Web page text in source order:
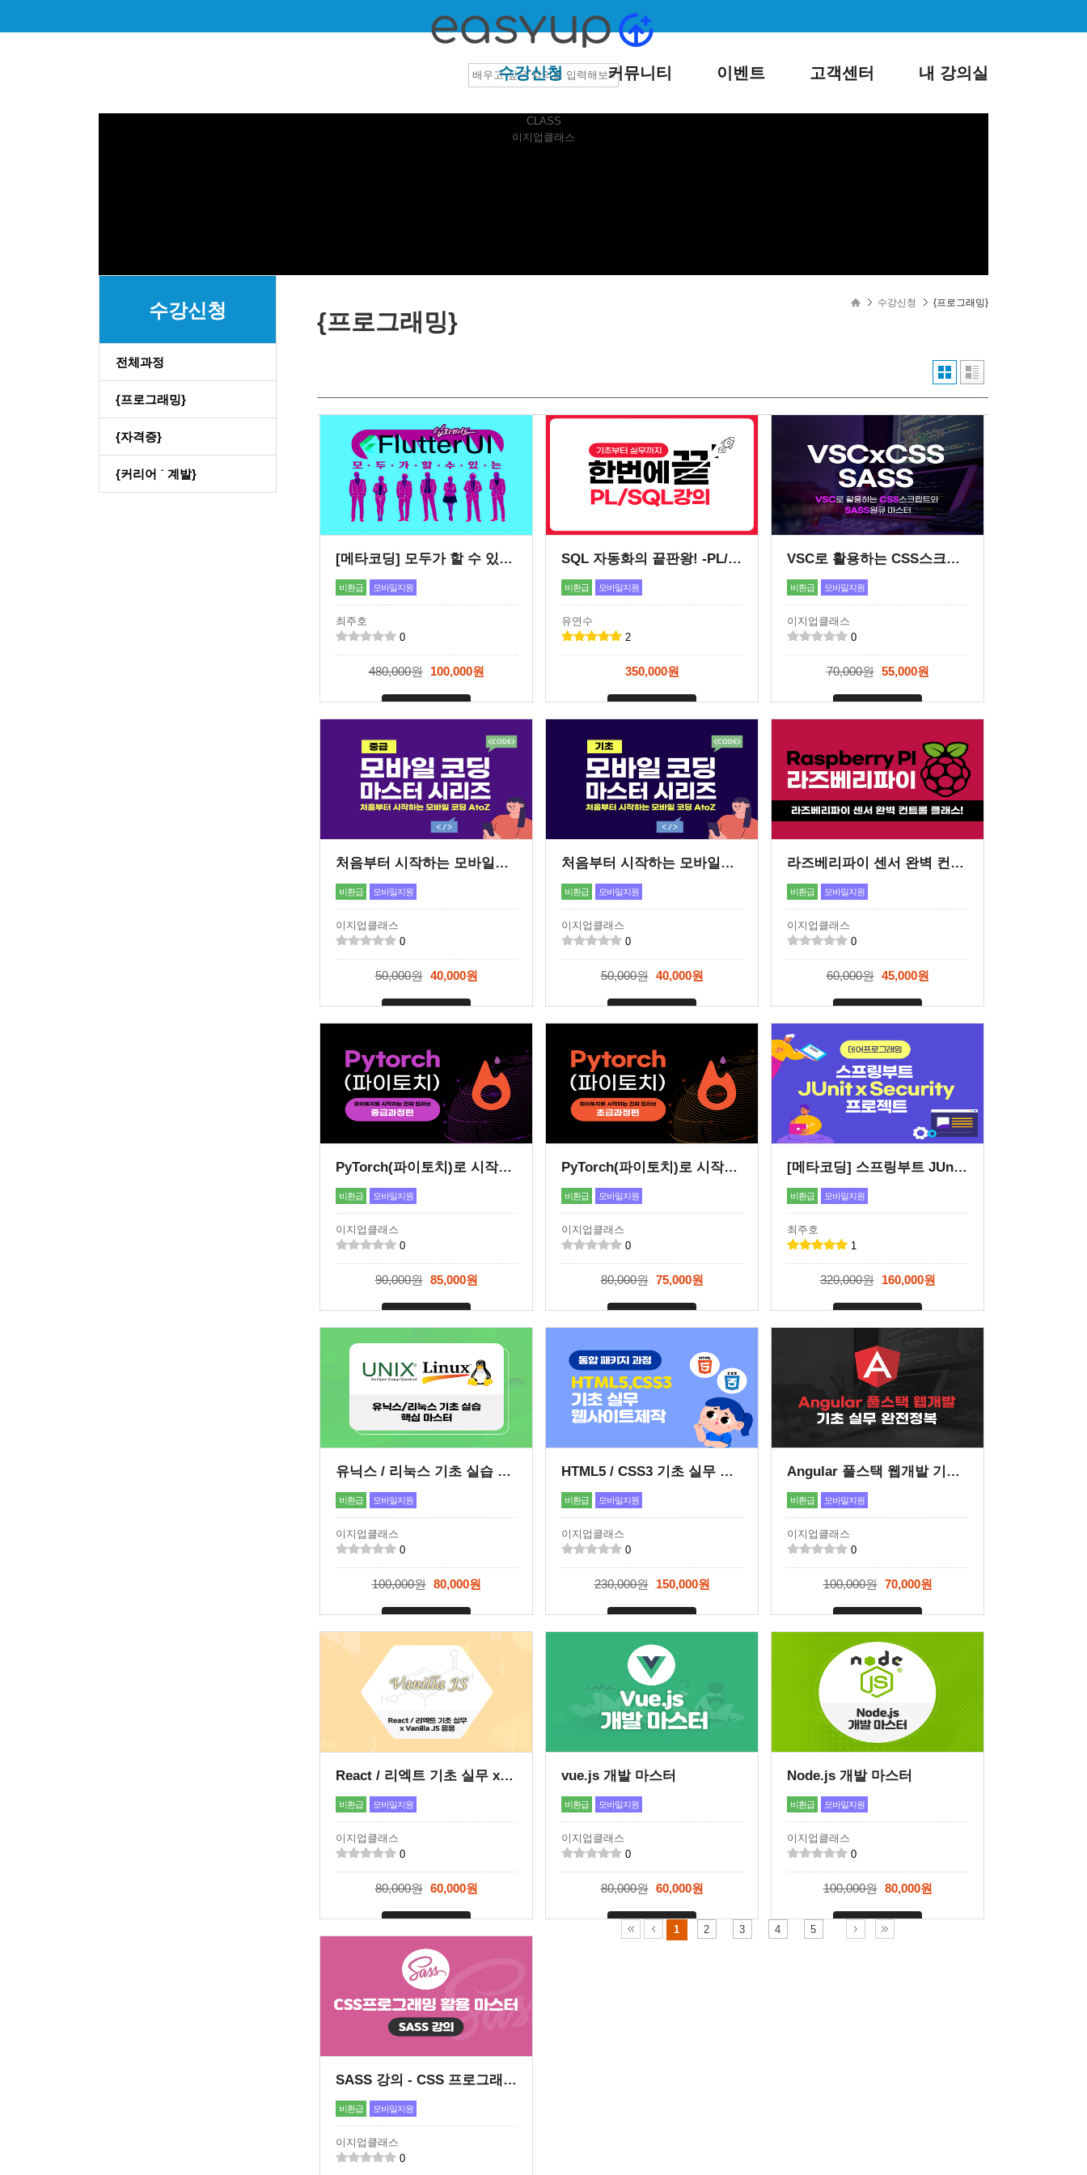
수강신청 커뮤니티 이벤트 고객센터 내 강의실
CLASS
이지업클래스
수강신청
전체과정
{프로그래밍}
{자격증}
{커리어 ˙ 계발}
수강신청 {프로그래밍}
{프로그래밍}
[메타코딩] 모두가 할 수 있는! 플러터UI 입문
비환급 모바일지원
최주호
0
480,000원 100,000원
신청마감
SQL 자동화의 끝판왕! -PL/SQL MASTERS CLASS-
비환급 모바일지원
유연수
2
350,000원
신청마감
VSC로 활용하는 CSS스크립트와 SASS 원큐 마스터
비환급 모바일지원
이지업클래스
0
70,000원 55,000원
신청마감
처음부터 시작하는 모바일코딩 A to Z '중급편
비환급 모바일지원
이지업클래스
0
50,000원 40,000원
신청마감
처음부터 시작하는 모바일코딩 A to Z '기초편'
비환급 모바일지원
이지업클래스
0
50,000원 40,000원
신청마감
라즈베리파이 센서 완벽 컨트롤 클래스!
비환급 모바일지원
이지업클래스
0
60,000원 45,000원
신청마감
PyTorch(파이토치)로 시작하는 진짜 딥러닝 -중급과정편-
비환급 모바일지원
이지업클래스
0
90,000원 85,000원
신청마감
PyTorch(파이토치)로 시작하는 진짜 딥러닝 -초급과정편-
비환급 모바일지원
이지업클래스
0
80,000원 75,000원
신청마감
[메타코딩] 스프링부트 JUnit x Security 프로젝트
비환급 모바일지원
최주호
1
320,000원 160,000원
신청마감
유닉스 / 리눅스 기초 실습 핵심 마스터
비환급 모바일지원
이지업클래스
0
100,000원 80,000원
신청마감
HTML5 / CSS3 기초 실무 웹사이트제작 통합 패키지 과정
비환급 모바일지원
이지업클래스
0
230,000원 150,000원
신청마감
Angular 풀스택 웹개발 기초 실무 완전정복
비환급 모바일지원
이지업클래스
0
100,000원 70,000원
신청마감
React / 리엑트 기초 실무 x Vanilla JS 응용
비환급 모바일지원
이지업클래스
0
80,000원 60,000원
신청마감
vue.js 개발 마스터
비환급 모바일지원
이지업클래스
0
80,000원 60,000원
신청마감
Node.js 개발 마스터
비환급 모바일지원
이지업클래스
0
100,000원 80,000원
신청마감
SASS 강의 - CSS 프로그래밍 활용 마스터
비환급 모바일지원
이지업클래스
0
1 2 3 4 5